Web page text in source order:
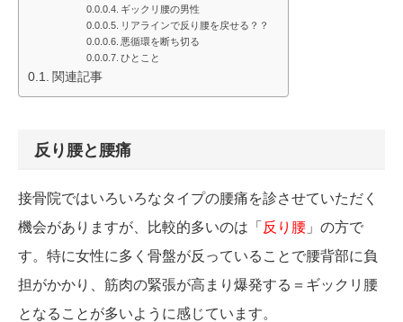
ギックリ腰の男性
リアラインで反り腰を戻せる？？
悪循環を断ち切る
ひとこと
関連記事
反り腰と腰痛
接骨院ではいろいろなタイプの腰痛を診させていただく
機会がありますが、比較的多いのは「 反り腰 」の方で
す。特に女性に多く骨盤が反っていることで腰背部に負
担がかかり、筋肉の緊張が高まり爆発する＝ギックリ腰
となることが多いように感じています。